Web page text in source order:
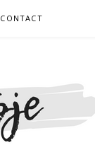
CONTACT